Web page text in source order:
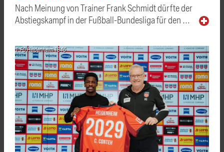
Nach Meinung von Trainer Frank Schmidt dürfte der
Abstiegskampf in der Fußball-Bundesliga für den …
1. FC Heidenheim 1846